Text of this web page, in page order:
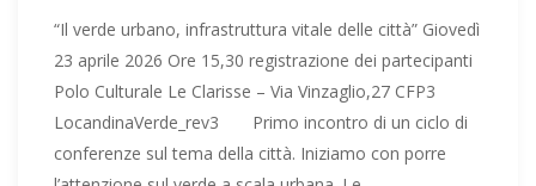
“Il verde urbano, infrastruttura vitale delle città” Giovedì
23 aprile 2026 Ore 15,30 registrazione dei partecipanti
Polo Culturale Le Clarisse – Via Vinzaglio,27 CFP3
LocandinaVerde_rev3 Primo incontro di un ciclo di
conferenze sul tema della città. Iniziamo con porre